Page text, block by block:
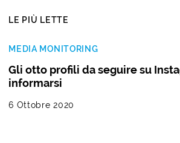
LE PIÙ LETTE
MEDIA MONITORING
Gli otto profili da seguire su
informarsi
6 Ottobre 2020